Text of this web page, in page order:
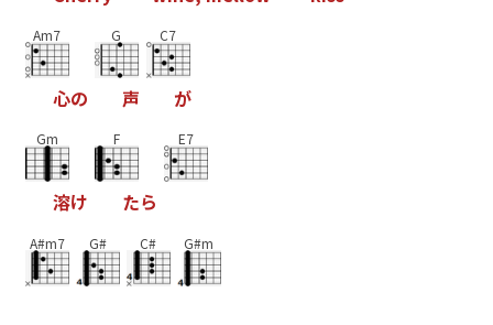
Am7
心の
G
声
C7
が
Gm
溶け
F
たら
E7
A#m7 G# C# G#m